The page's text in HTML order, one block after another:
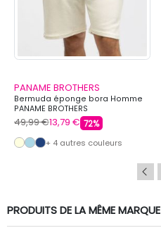
PANAME BROTHERS
Bermuda éponge bora Homme
PANAME BROTHERS
49,99 €13,79 € 72%
+ 4 autres couleurs
PRODUITS DE LA MÊME MARQUE